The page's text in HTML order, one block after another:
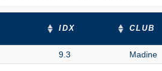
IDX CLUB
9.3 Madine